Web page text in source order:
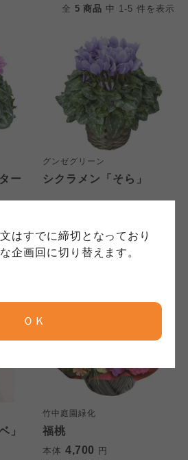
はすでに締切となっており
企画回に切り替えます。
ＯＫ
全 5 商品 中 1-5 件を表示
ー
グンゼグリーン
シクラメン「そら」
(税込
6,930
」
竹中庭園緑化
福桃
本体 4,700 円
ご利用規約・ご利
）について
生協から業務委託を受けて、
合が運営しています。ご自
生協が定める利用約款をご
ください。なお、クチコミ
用約款の細則として規定さ
コープしが
ならコープ
おおさかパルコープ
生協から業務委託を受けて、
合が運営しています。お預
報については、コープ事業
協の「個人情報保護方針」
プ事業連合が適切に管理を
らびに各生協の「個人情報
は各生協のボタンをクリッ
い。
コープしが
ならコープ
おおさかパルコープ
よどがわ市民生協
に基づく表記につ
生協から業務委託を受けて、
合が運営しています。販売
ご利用の生協となります。
引法に基づく表記につい
協のボタンをクリックして
コープしが
ならコープ
おおさかパルコープ